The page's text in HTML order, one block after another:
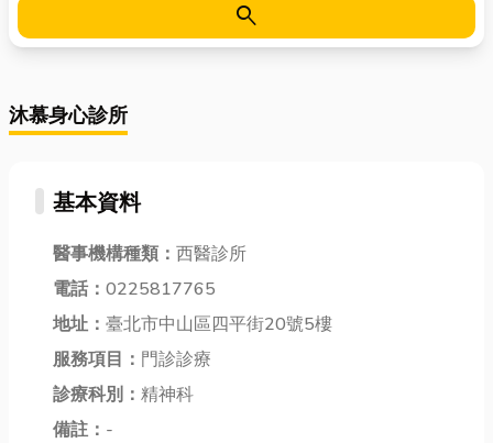
search
沐慕身心診所
基本資料
醫事機構種類： 西醫診所
電話： 0225817765
地址： 臺北市中山區四平街20號5樓
服務項目： 門診診療
診療科別： 精神科
備註： -